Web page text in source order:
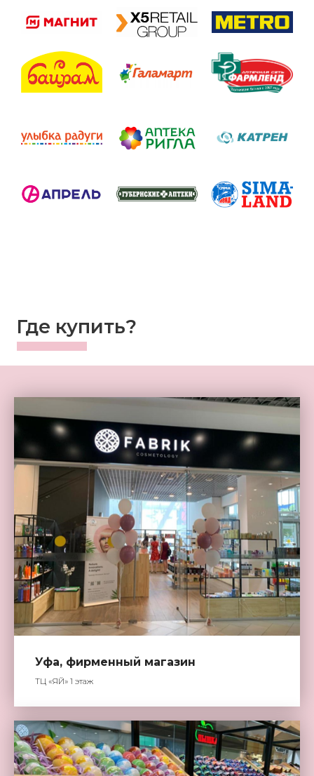
Где купить?
Уфа, фирменный магазин
ТЦ «ЯЙ» 1 этаж